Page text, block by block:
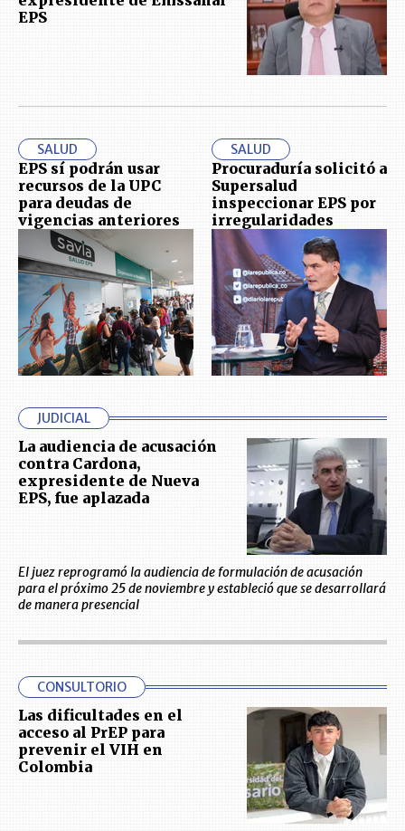
EPS
SALUD
EPS sí podrán usar
recursos de la UPC
para deudas de
vigencias anteriores
SALUD
Procuraduría solicitó a
Supersalud
inspeccionar EPS por
irregularidades
JUDICIAL
La audiencia de acusación
contra Cardona,
expresidente de Nueva
EPS, fue aplazada
El juez reprogramó la audiencia de formulación de acusación
para el próximo 25 de noviembre y estableció que se desarrollará
de manera presencial
CONSULTORIO
Las dificultades en el
acceso al PrEP para
prevenir el VIH en
Colombia